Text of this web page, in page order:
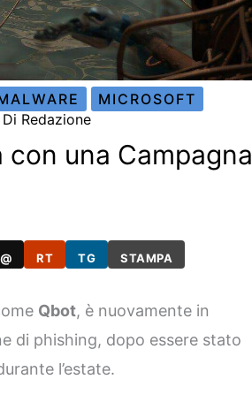
MICROSOFT
Redazione
una Campagna
@ RT TG STAMPA
Qbot, è nuovamente in
di phishing, dopo essere stato
l’estate.